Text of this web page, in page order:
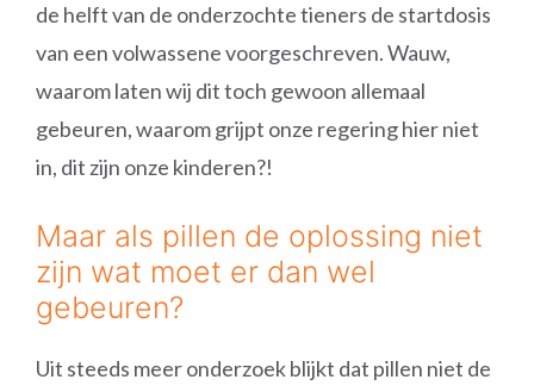
de helft van de onderzochte tieners de startdosis
van een volwassene voorgeschreven. Wauw,
waarom laten wij dit toch gewoon allemaal
gebeuren, waarom grijpt onze regering hier niet
in, dit zijn onze kinderen?!
Maar als pillen de oplossing niet
zijn wat moet er dan wel
gebeuren?
Uit steeds meer onderzoek blijkt dat pillen niet de